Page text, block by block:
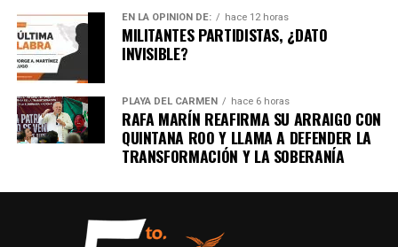
EN LA OPINIÓN DE: hace 12 horas
MILITANTES PARTIDISTAS, ¿DATO
INVISIBLE?
PLAYA DEL CARMEN hace 6 horas
RAFA MARÍN REAFIRMA SU ARRAIGO CON
QUINTANA ROO Y LLAMA A DEFENDER LA
TRANSFORMACIÓN Y LA SOBERANÍA